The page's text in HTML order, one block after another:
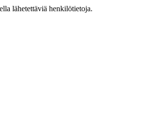
lähetettäviä henkilötietoja.